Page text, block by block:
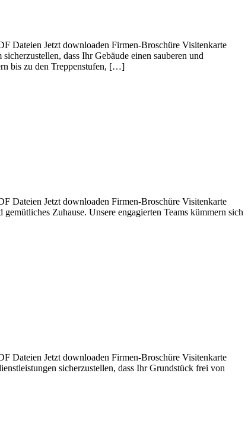
Dateien Jetzt downloaden Firmen-Broschüre Visitenkarte
dass Ihr Gebäude einen sauberen und
bis zu den Treppenstufen, […]
Dateien Jetzt downloaden Firmen-Broschüre Visitenkarte
Zuhause. Unsere engagierten Teams kümmern sich
Dateien Jetzt downloaden Firmen-Broschüre Visitenkarte
sicherzustellen, dass Ihr Grundstück frei von